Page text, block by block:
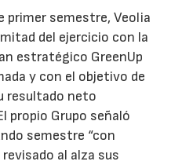
primer semestre, Veolia
del ejercicio con la
estratégico GreenUp
y con el objetivo de
resultado neto
propio Grupo señaló
semestre “con
al alza sus